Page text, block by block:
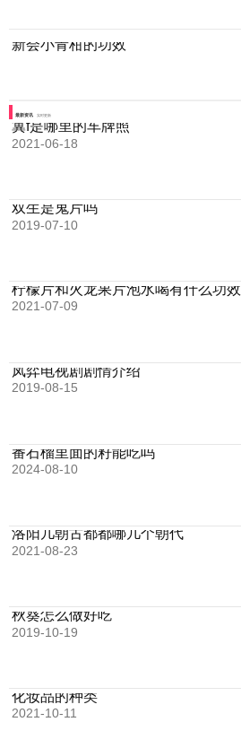
新会小青柑的功效
最新资讯 实时更新
冀f是哪里的车牌照
2021-06-18
双生是鬼片吗
2019-07-10
柠檬片和火龙果片泡水喝有什么功效
2021-07-09
凤弈电视剧剧情介绍
2019-08-15
番石榴里面的籽能吃吗
2024-08-10
洛阳几朝古都都哪几个朝代
2021-08-23
秋葵怎么做好吃
2019-10-19
化妆品的种类
2021-10-11